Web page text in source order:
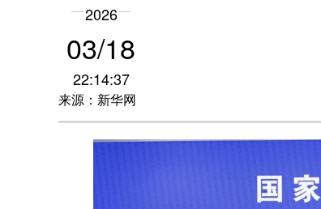
2026
03/18
22:14:37
来源：新华网